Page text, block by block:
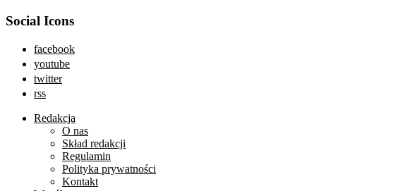
Social Icons
facebook
youtube
twitter
rss
Redakcja
O nas
Skład redakcji
Regulamin
Polityka prywatności
Kontakt